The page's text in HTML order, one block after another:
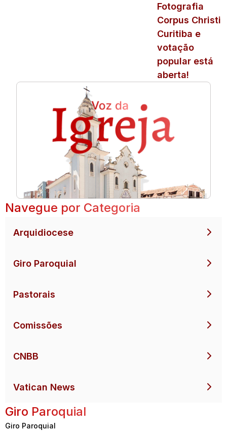
Fotografia
Corpus Christi
Curitiba e
votação
popular está
aberta!
Navegue por Categoria
Arquidiocese
Giro Paroquial
Pastorais
Comissões
CNBB
Vatican News
Giro Paroquial
Giro Paroquial